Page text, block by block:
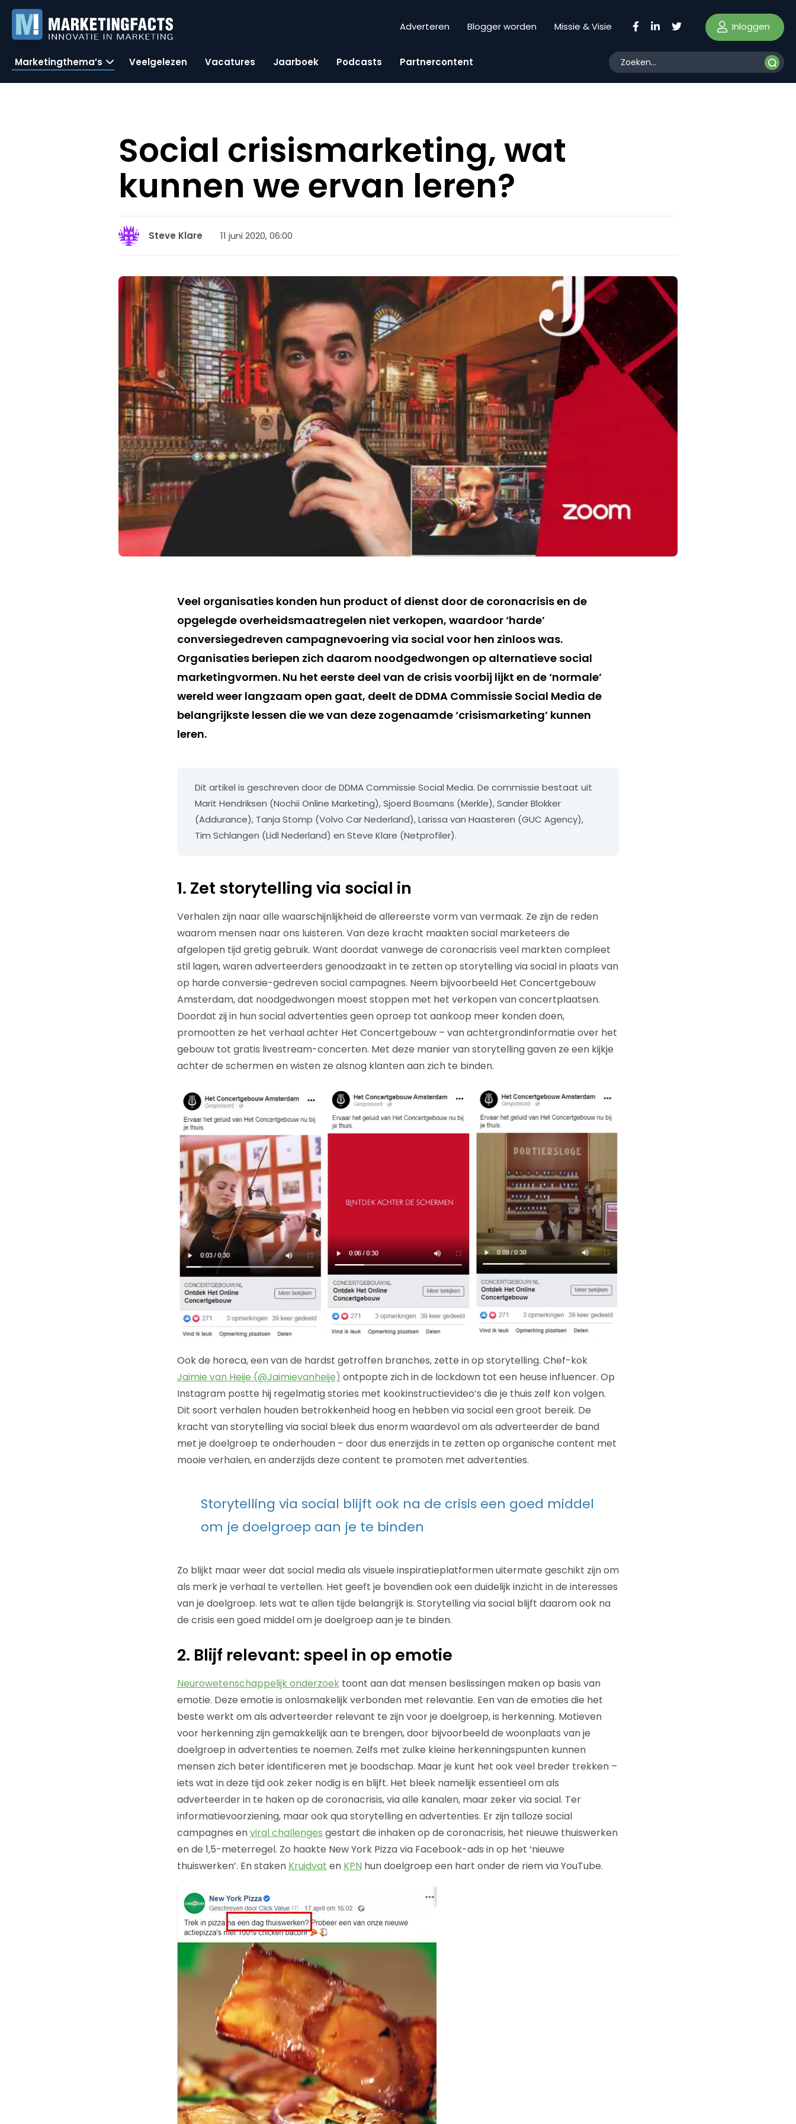
Adverteren Blogger worden Missie & Visie Inloggen
Marketingthema’s Veelgelezen Vacatures Jaarboek Podcasts Partnercontent
Social crisismarketing, wat
kunnen we ervan leren?
Steve Klare 11 juni 2020, 06:00
Veel organisaties konden hun product of dienst door de coronacrisis en de
opgelegde overheidsmaatregelen niet verkopen, waardoor ‘harde’
conversiegedreven campagnevoering via social voor hen zinloos was.
Organisaties beriepen zich daarom noodgedwongen op alternatieve social
marketingvormen. Nu het eerste deel van de crisis voorbij lijkt en de ‘normale’
wereld weer langzaam open gaat, deelt de DDMA Commissie Social Media de
belangrijkste lessen die we van deze zogenaamde ‘crisismarketing’ kunnen
leren.
Dit artikel is geschreven door de DDMA Commissie Social Media. De commissie bestaat uit
Marit Hendriksen (Nochii Online Marketing), Sjoerd Bosmans (Merkle), Sander Blokker
(Addurance), Tanja Stomp (Volvo Car Nederland), Larissa van Haasteren (GUC Agency),
Tim Schlangen (Lidl Nederland) en Steve Klare (Netprofiler).
1. Zet storytelling via social in
Verhalen zijn naar alle waarschijnlijkheid de allereerste vorm van vermaak. Ze zijn de reden
waarom mensen naar ons luisteren. Van deze kracht maakten social marketeers de
afgelopen tijd gretig gebruik. Want doordat vanwege de coronacrisis veel markten compleet
stil lagen, waren adverteerders genoodzaakt in te zetten op storytelling via social in plaats van
op harde conversie-gedreven social campagnes. Neem bijvoorbeeld Het Concertgebouw
Amsterdam, dat noodgedwongen moest stoppen met het verkopen van concertplaatsen.
Doordat zij in hun social advertenties geen oproep tot aankoop meer konden doen,
promootten ze het verhaal achter Het Concertgebouw – van achtergrondinformatie over het
gebouw tot gratis livestream-concerten. Met deze manier van storytelling gaven ze een kijkje
achter de schermen en wisten ze alsnog klanten aan zich te binden.
Ook de horeca, een van de hardst getroffen branches, zette in op storytelling. Chef-kok
Jaimie van Heije (@Jaimievanheije) ontpopte zich in de lockdown tot een heuse influencer. Op
Instagram postte hij regelmatig stories met kookinstructievideo’s die je thuis zelf kon volgen.
Dit soort verhalen houden betrokkenheid hoog en hebben via social een groot bereik. De
kracht van storytelling via social bleek dus enorm waardevol om als adverteerder de band
met je doelgroep te onderhouden – door dus enerzijds in te zetten op organische content met
mooie verhalen, en anderzijds deze content te promoten met advertenties.
Storytelling via social blijft ook na de crisis een goed middel
om je doelgroep aan je te binden
Zo blijkt maar weer dat social media als visuele inspiratieplatformen uitermate geschikt zijn om
als merk je verhaal te vertellen. Het geeft je bovendien ook een duidelijk inzicht in de interesses
van je doelgroep. Iets wat te allen tijde belangrijk is. Storytelling via social blijft daarom ook na
de crisis een goed middel om je doelgroep aan je te binden.
2. Blijf relevant: speel in op emotie
Neurowetenschappelijk onderzoektoont aan dat mensen beslissingen maken op basis van
emotie. Deze emotie is onlosmakelijk verbonden met relevantie. Een van de emoties die het
beste werkt om als adverteerder relevant te zijn voor je doelgroep, is herkenning. Motieven
voor herkenning zijn gemakkelijk aan te brengen, door bijvoorbeeld de woonplaats van je
doelgroep in advertenties te noemen. Zelfs met zulke kleine herkenningspunten kunnen
mensen zich beter identificeren met je boodschap. Maar je kunt het ook veel breder trekken –
iets wat in deze tijd ook zeker nodig is en blijft. Het bleek namelijk essentieel om als
adverteerder in te haken op de coronacrisis, via alle kanalen, maar zeker via social. Ter
informatievoorziening, maar ook qua storytelling en advertenties. Er zijn talloze social
campagnes enviral challenges gestart die inhaken op de coronacrisis, het nieuwe thuiswerken
en de 1,5-meterregel. Zo haakte New York Pizza via Facebook-ads in op het ‘nieuwe
thuiswerken’. En staken Kruidvat en KPN hun doelgroep een hart onder de riem via YouTube.